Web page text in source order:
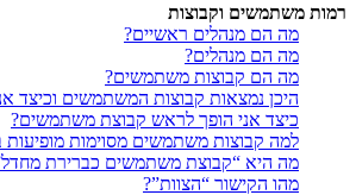
רמות משתמשים וקבוצות
מה הם מנהלים ראשיים?
מה הם מנהלים?
מה הם קבוצות משתמשים?
היכן נמצאות קבוצות המשתמשים וכיצד
כיצד אני הופך לראש קבוצת משתמשים?
למה קבוצות משתמשים מסוימות מופיעות
מה היא “קבוצת משתמשים כברירת
מהו הקישור “הצוות”?